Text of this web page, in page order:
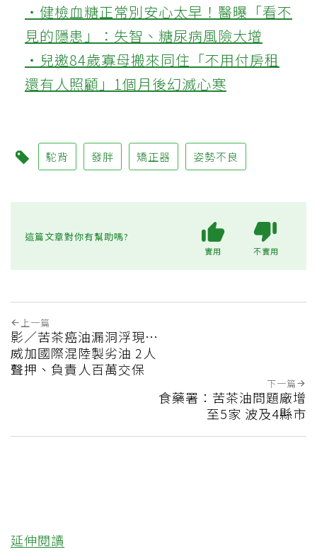
‧健檢血糖正常別安心太早！醫曝「看不
見的隱患」：失智、糖尿病風險大增
‧兒邀84歲寡母搬來同住「不用付房租
還有人照顧」1個月後幻滅心寒
駝背 發胖 矯正器 姿勢不良
這篇文章對你有幫助嗎?
實用 不實用
上一篇
影／苦茶癌油漏洞浮現…
威加國際混陸製劣油 2人
聲押、負責人百萬交保
下一篇
食藥署：苦茶油問題廠增
至5家 波及4縣市
延伸閱讀